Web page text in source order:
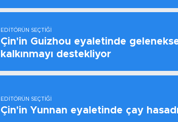
EDITÖRÜN SEÇTIĞI
Çin'in Guizhou eyaletinde
kalkınmayı destekliyor
EDITÖRÜN SEÇTIĞI
Çin'in Yunnan eyaletinde çay